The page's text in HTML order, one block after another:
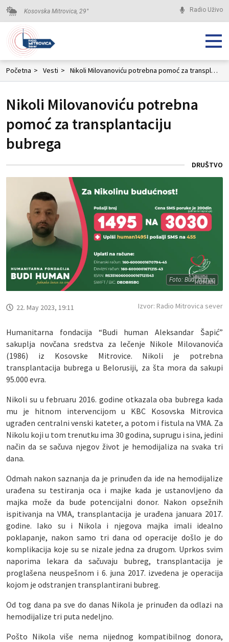
Kosovska Mitrovica, 29° Radio Uživo
Početna > Vesti > Nikoli Milovanoviću potrebna pomoć za transplantaciju bubrega
Nikoli Milovanoviću potrebna
pomoć za transplantaciju
bubrega
DRUŠTVO
Foto: Budi human
22. May 2023, 19:11 Izvor: Radio Mitrovica sever
Humanitarna fondacija “Budi human Aleksandar Šapić”
sakuplja novčana sredstva za lečenje Nikole Milovanovića
(1986) iz Kosovske Mitrovice. Nikoli je potrebna
transplantacija bubrega u Belorusiji, za šta mora da sakupi
95.000 evra.
Nikoli su u februaru 2016. godine otkazala oba bubrega kada
mu je hitnom intervencijom u KBC Kosovska Mitrovica
ugrađen centralni venski kateter, a potom i fistula na VMA. Za
Nikolu koji u tom trenutku ima 30 godina, suprugu i sina, jedini
način da se sačuva njegov život je hemodijaliza na svaka tri
dana.
Odmah nakon saznanja da je prinuđen da ide na hemodijalize
urađena su testiranja oca i majke kada je ustanovljeno da
majka može da bude potencijalni donor. Nakon opsežnih
ispitivanja na VMA, transplantacija je urađena januara 2017.
godine. Iako su i Nikola i njegova majka imali idealno
poklapanje, nakon samo tri dana od operacije došlo je do
komplikacija koje su se nizale jedna za drugom. Uprkos svim
naporima lekara da sačuvaju bubreg, transplantacija je
proglašena neuspešnom i 6. juna 2017. izvedena je operacija
kojom je odstranjen transplantirani bubreg.
Od tog dana pa sve do danas Nikola je prinuđen da odlazi na
hemodijalize tri puta nedeljno.
Pošto Nikola više nema nijednog kompatibilnog donora,